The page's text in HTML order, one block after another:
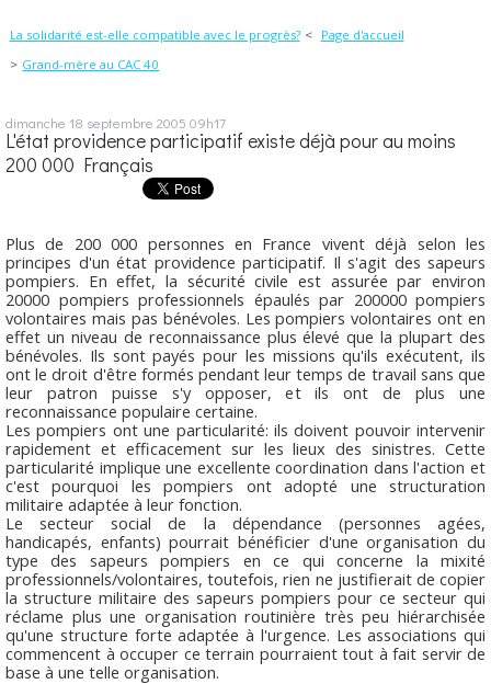
La solidarité est-elle compatible avec le progrès?
Page d'accueil
Grand-mère au CAC 40
dimanche 18 septembre 2005 09h17
L'état providence participatif existe déjà pour au moins
200 000 Français
Plus de 200 000 personnes en France vivent déjà selon les
principes d'un état providence participatif. Il s'agit des sapeurs
pompiers. En effet, la sécurité civile est assurée par environ
20000 pompiers professionnels épaulés par 200000 pompiers
volontaires mais pas bénévoles. Les pompiers volontaires ont en
effet un niveau de reconnaissance plus élevé que la plupart des
bénévoles. Ils sont payés pour les missions qu'ils exécutent, ils
ont le droit d'être formés pendant leur temps de travail sans que
leur patron puisse s'y opposer, et ils ont de plus une
reconnaissance populaire certaine.
Les pompiers ont une particularité: ils doivent pouvoir intervenir
rapidement et efficacement sur les lieux des sinistres. Cette
particularité implique une excellente coordination dans l'action et
c'est pourquoi les pompiers ont adopté une structuration
militaire adaptée à leur fonction.
Le secteur social de la dépendance (personnes agées,
handicapés, enfants) pourrait bénéficier d'une organisation du
type des sapeurs pompiers en ce qui concerne la mixité
professionnels/volontaires, toutefois, rien ne justifierait de copier
la structure militaire des sapeurs pompiers pour ce secteur qui
réclame plus une organisation routinière très peu hiérarchisée
qu'une structure forte adaptée à l'urgence. Les associations qui
commencent à occuper ce terrain pourraient tout à fait servir de
base à une telle organisation.